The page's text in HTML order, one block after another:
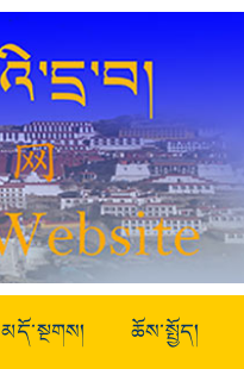
མདོ་སྔགས། ཆོས་སྤྱོད།